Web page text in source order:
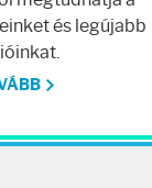
és legújabb